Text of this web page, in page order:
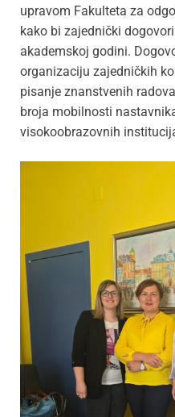
upravom Fakulteta za
kako bi zajednički
akademskoj godini.
organizaciju zajedničkih
pisanje znanstvenih
broja mobilnosti
visokoobrazovnih